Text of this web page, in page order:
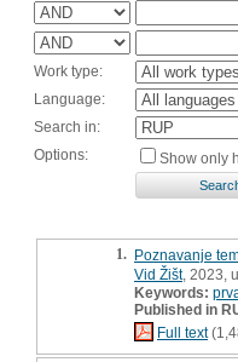
Work type:
Language:
Search in:
Options:
Show only
1. Poznavanje
Vid Žišt, 2023,
Keywords:
Published in
Full text